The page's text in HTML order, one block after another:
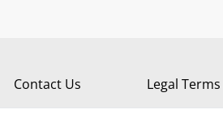
Contact Us Legal Terms